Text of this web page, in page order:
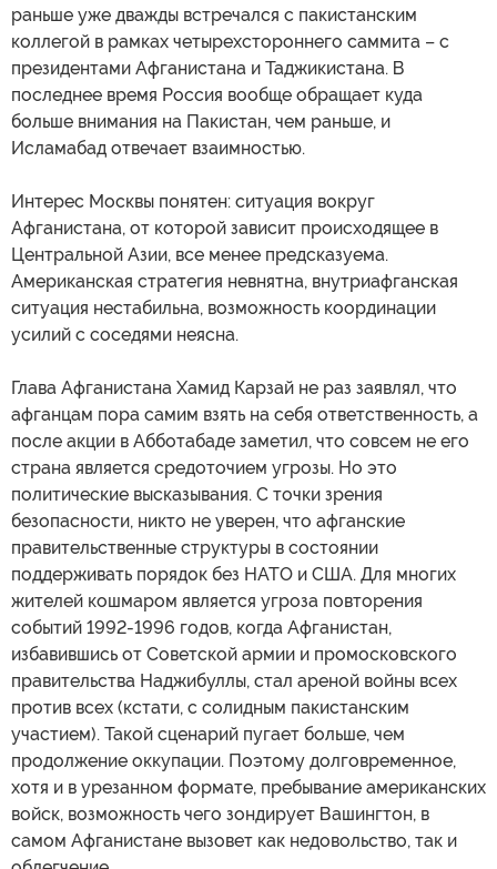
раньше уже дважды встречался с пакистанским
коллегой в рамках четырехстороннего саммита – с
президентами Афганистана и Таджикистана. В
последнее время Россия вообще обращает куда
больше внимания на Пакистан, чем раньше, и
Исламабад отвечает взаимностью.
Интерес Москвы понятен: ситуация вокруг
Афганистана, от которой зависит происходящее в
Центральной Азии, все менее предсказуема.
Американская стратегия невнятна, внутриафганская
ситуация нестабильна, возможность координации
усилий с соседями неясна.
Глава Афганистана Хамид Карзай не раз заявлял, что
афганцам пора самим взять на себя ответственность, а
после акции в Абботабаде заметил, что совсем не его
страна является средоточием угрозы. Но это
политические высказывания. С точки зрения
безопасности, никто не уверен, что афганские
правительственные структуры в состоянии
поддерживать порядок без НАТО и США. Для многих
жителей кошмаром является угроза повторения
событий 1992-1996 годов, когда Афганистан,
избавившись от Советской армии и промосковского
правительства Наджибуллы, стал ареной войны всех
против всех (кстати, с солидным пакистанским
участием). Такой сценарий пугает больше, чем
продолжение оккупации. Поэтому долговременное,
хотя и в урезанном формате, пребывание американских
войск, возможность чего зондирует Вашингтон, в
самом Афганистане вызовет как недовольство, так и